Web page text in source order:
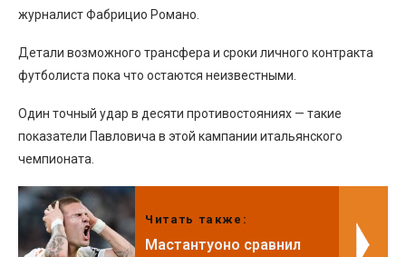
журналист Фабрицио Романо.
Детали возможного трансфера и сроки личного контракта
футболиста пока что остаются неизвестными.
Один точный удар в десяти противостояниях — такие
показатели Павловича в этой кампании итальянского
чемпионата.
Читать также:
Мастантуоно сравнил